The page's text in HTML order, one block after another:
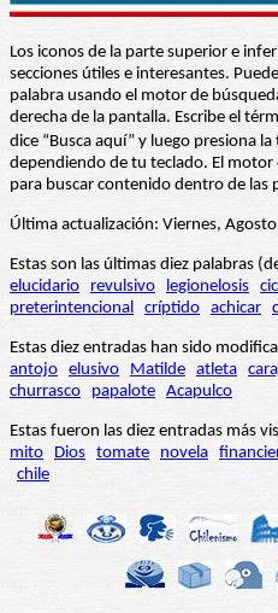
Los iconos de la parte superior e
secciones útiles e interesantes.
palabra usando el motor de
derecha de la pantalla. Escribe el
dice “Busca aquí” y luego presiona
dependiendo de tu teclado. El motor
para buscar contenido dentro de las
Última actualización: Viernes,
Estas son las últimas diez palabras
elucidario
revulsivo legionelosis
preterintencional críptido achicar
Estas diez entradas han sido
antojo elusivo Matilde atleta
churrasco
papalote Acapulco
Estas fueron las diez entradas más
mito
Dios tomate novela
chile